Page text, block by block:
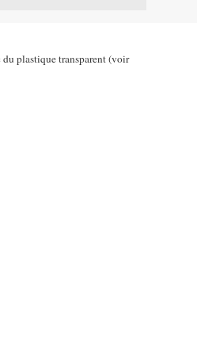
du plastique transparent (voir